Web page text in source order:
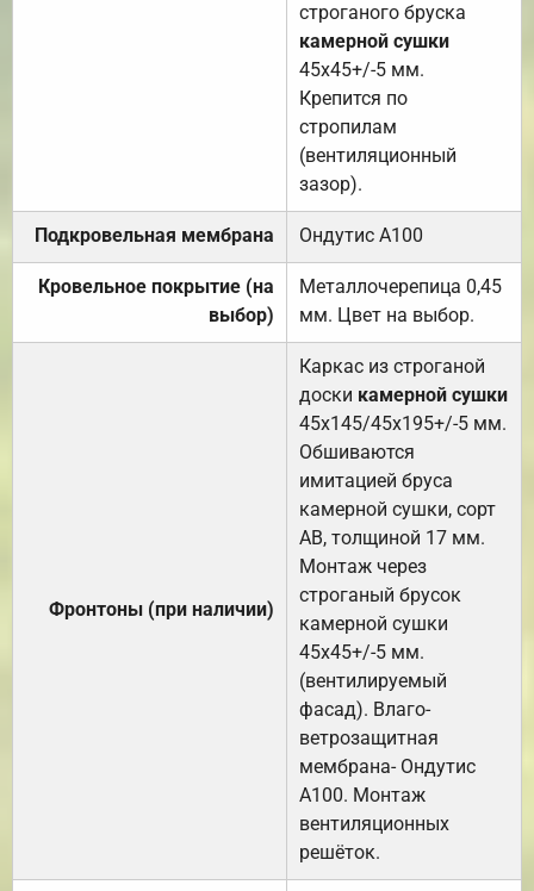
строганого бруска
камерной сушки
45х45+/-5 мм.
Крепится по
стропилам
(вентиляционный
зазор).
Подкровельная мембрана Ондутис А100
Кровельное покрытие (на
выбор)
Металлочерепица 0,45
мм. Цвет на выбор.
Фронтоны (при наличии)
Каркас из строганой
доски камерной сушки
45х145/45х195+/-5 мм.
Обшиваются
имитацией бруса
камерной сушки, сорт
АВ, толщиной 17 мм.
Монтаж через
строганый брусок
камерной сушки
45х45+/-5 мм.
(вентилируемый
фасад). Влаго-
ветрозащитная
мембрана- Ондутис
А100. Монтаж
вентиляционных
решёток.